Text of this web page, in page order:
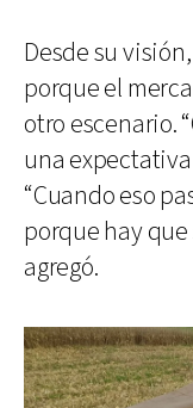
Desde su
porque el
otro escenario.
una
“Cuando eso
porque hay
agregó.